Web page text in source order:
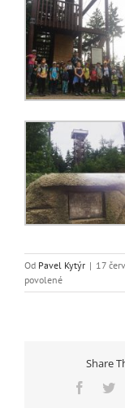
Od Pavel Kytýr | 17
povolenéu
textu
Share